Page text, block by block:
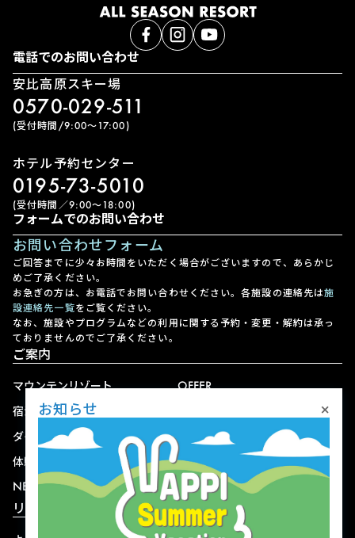
電話でのお問い合わせ
安比高原スキー場
0570-029-511
(受付時間/9:00〜17:00)
ホテル予約センター
0195-73-5010
(受付時間／9:00〜18:00)
フォームでのお問い合わせ
お問い合わせフォーム
ご回答までに少々お時間をいただく場合がございますので、あらかじ
めご了承ください。
お急ぎの方は、お電話でお問い合わせください。各施設の連絡先は施
設連絡先一覧をご覧ください。
なお、施設やプログラムなどの利用に関する予約・変更・解約は承っ
ておりませんのでご了承ください。
ご案内
マウンテンリゾート
宿泊
ダイニング
体験
NEWS
OFFER
ショップ
リゾート情報
お知らせ ×